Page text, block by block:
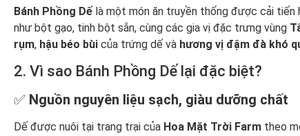
Bánh Phồng Dế là một món ăn truyền thống được cải tiến
như bột gạo, tinh bột sắn, cùng các gia vị đặc trưng vùng
rụm, hậu béo bùi của trứng dế và hương vị đậm đà khó
2. Vì sao Bánh Phồng Dế lại đặc biệt?
✅ Nguồn nguyên liệu sạch, giàu dưỡng chất
Dế được nuôi tại trang trại của Hoa Mặt Trời Farm theo